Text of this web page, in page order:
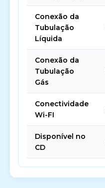
Conexão da
Tubulação
Líquida
Conexão da
Tubulação
Gás
Conectividade
Wi-FI
Disponível no
CD